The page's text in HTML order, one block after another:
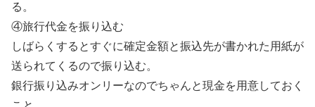
る。
④旅行代金を振り込む
しばらくするとすぐに確定金額と振込先が書かれた用紙が
送られてくるので振り込む。
銀行振り込みオンリーなのでちゃんと現金を用意しておく